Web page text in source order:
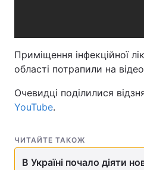
Приміщення інфекційної
області потрапили на
Очевидці поділилися
YouTube.
ЧИТАЙТЕ ТАКОЖ
В Україні почало діяти